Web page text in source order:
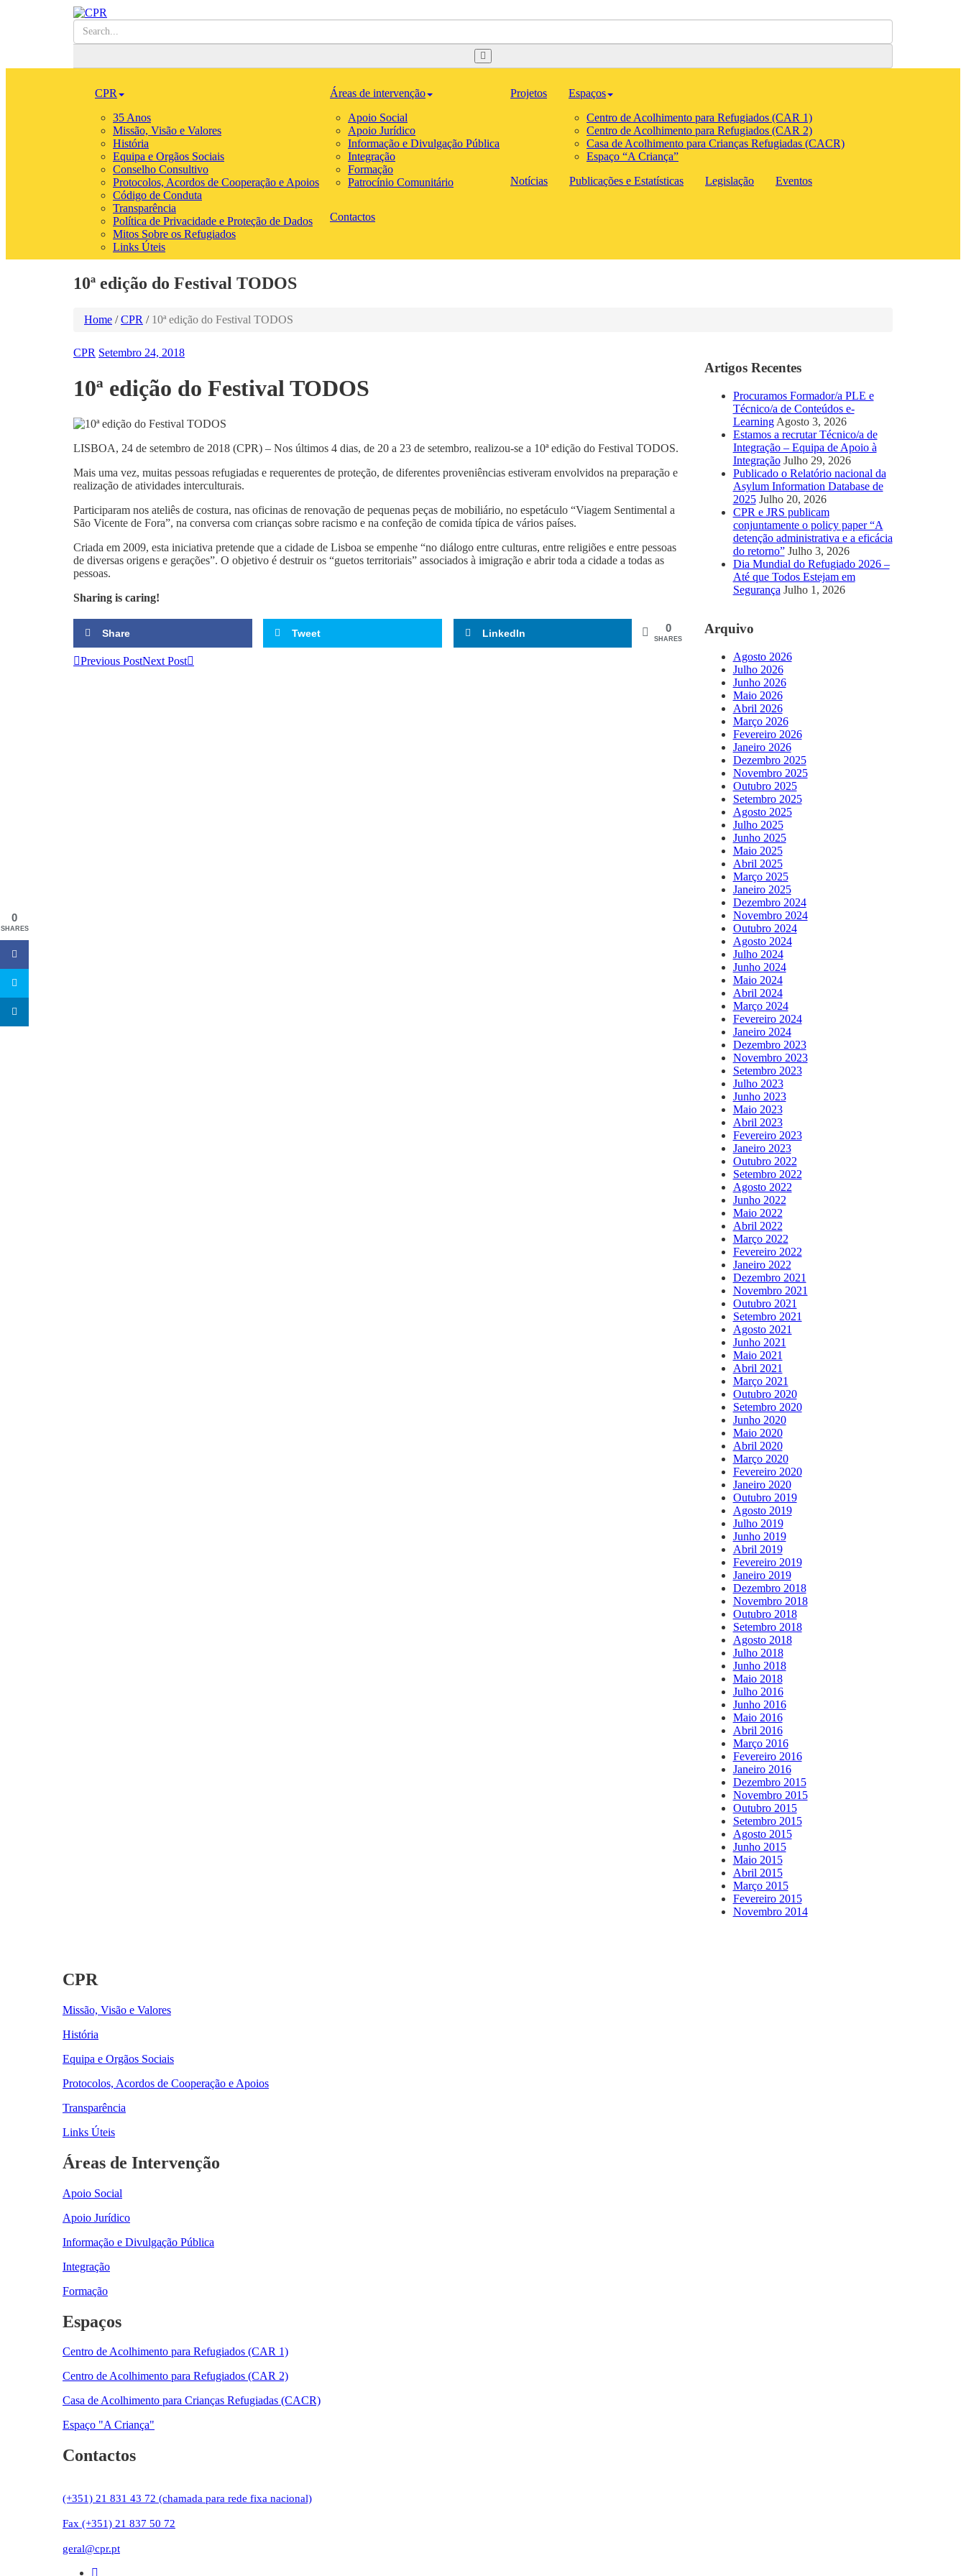
CPR
35 Anos
Missão, Visão e Valores
História
Equipa e Orgãos Sociais
Conselho Consultivo
Protocolos, Acordos de Cooperação e Apoios
Código de Conduta
Transparência
Política de Privacidade e Proteção de Dados
Mitos Sobre os Refugiados
Links Úteis
Áreas de intervenção
Apoio Social
Apoio Jurídico
Informação e Divulgação Pública
Integração
Formação
Patrocínio Comunitário
Projetos
Espaços
Centro de Acolhimento para Refugiados (CAR 1)
Centro de Acolhimento para Refugiados (CAR 2)
Casa de Acolhimento para Crianças Refugiadas (CACR)
Espaço “A Criança”
Notícias
Publicações e Estatísticas Legislação Eventos
Contactos
10ª edição do Festival TODOS
Home / CPR / 10ª edição do Festival TODOS
CPR Setembro 24, 2018
10ª edição do Festival TODOS
LISBOA, 24 de setembro de 2018 (CPR) – Nos últimos 4 dias, de 20 a 23 de setembro, realizou-se a 10ª edição do Festival TODOS.
Mais uma vez, muitas pessoas refugiadas e requerentes de proteção, de diferentes prove­niências estiveram envolvidos na preparação e
realização de ati­vidades interculturais.
Participaram nos ateliês de costura, nas oficinas de renovação de pequenas peças de mobiliário, no espetáculo “Viagem Sentimental a
São Vicente de Fora”, na conversa com crianças sobre racismo e na confeção de comida típica de vários países.
Criada em 2009, esta iniciativa pretende que a cidade de Lisboa se empenhe “no diálogo entre culturas, entre religiões e entre pessoas
de diversas origens e gerações”. O objetivo é destruir os “guetos territoriais” associados à imigração e abrir toda a cidade a todas as
pessoas.
Sharing is caring!
Share Tweet LinkedIn 0
SHARES
Previous PostNext Post
Artigos Recentes
Procuramos Formador/a PLE e
Técnico/a de Conteúdos e-
Learning Agosto 3, 2026
Estamos a recrutar Técnico/a de
Integração – Equipa de Apoio à
Integração Julho 29, 2026
Publicado o Relatório nacional da
Asylum Information Database de
2025 Julho 20, 2026
CPR e JRS publicam
conjuntamente o policy paper “A
detenção administrativa e a eficácia
do retorno” Julho 3, 2026
Dia Mundial do Refugiado 2026 –
Até que Todos Estejam em
Segurança Julho 1, 2026
Arquivo
Agosto 2026
Julho 2026
Junho 2026
Maio 2026
Abril 2026
Março 2026
Fevereiro 2026
Janeiro 2026
Dezembro 2025
Novembro 2025
Outubro 2025
Setembro 2025
Agosto 2025
Julho 2025
Junho 2025
Maio 2025
Abril 2025
Março 2025
Janeiro 2025
Dezembro 2024
Novembro 2024
Outubro 2024
Agosto 2024
Julho 2024
Junho 2024
Maio 2024
Abril 2024
Março 2024
Fevereiro 2024
Janeiro 2024
Dezembro 2023
Novembro 2023
Setembro 2023
Julho 2023
Junho 2023
Maio 2023
Abril 2023
Fevereiro 2023
Janeiro 2023
Outubro 2022
Setembro 2022
Agosto 2022
Junho 2022
Maio 2022
Abril 2022
Março 2022
Fevereiro 2022
Janeiro 2022
Dezembro 2021
Novembro 2021
Outubro 2021
Setembro 2021
Agosto 2021
Junho 2021
Maio 2021
Abril 2021
Março 2021
Outubro 2020
Setembro 2020
Junho 2020
Maio 2020
Abril 2020
Março 2020
Fevereiro 2020
Janeiro 2020
Outubro 2019
Agosto 2019
Julho 2019
Junho 2019
Abril 2019
Fevereiro 2019
Janeiro 2019
Dezembro 2018
Novembro 2018
Outubro 2018
Setembro 2018
Agosto 2018
Julho 2018
Junho 2018
Maio 2018
Julho 2016
Junho 2016
Maio 2016
Abril 2016
Março 2016
Fevereiro 2016
Janeiro 2016
Dezembro 2015
Novembro 2015
Outubro 2015
Setembro 2015
Agosto 2015
Junho 2015
Maio 2015
Abril 2015
Março 2015
Fevereiro 2015
Novembro 2014
CPR
Missão, Visão e Valores
História
Equipa e Orgãos Sociais
Protocolos, Acordos de Cooperação e Apoios
Transparência
Links Úteis
Áreas de Intervenção
Apoio Social
Apoio Jurídico
Informação e Divulgação Pública
Integração
Formação
Espaços
Centro de Acolhimento para Refugiados (CAR 1)
Centro de Acolhimento para Refugiados (CAR 2)
Casa de Acolhimento para Crianças Refugiadas (CACR)
Espaço "A Criança"
Contactos
(+351) 21 831 43 72 (chamada para rede fixa nacional)
Fax (+351) 21 837 50 72
geral@cpr.pt
0
SHARES